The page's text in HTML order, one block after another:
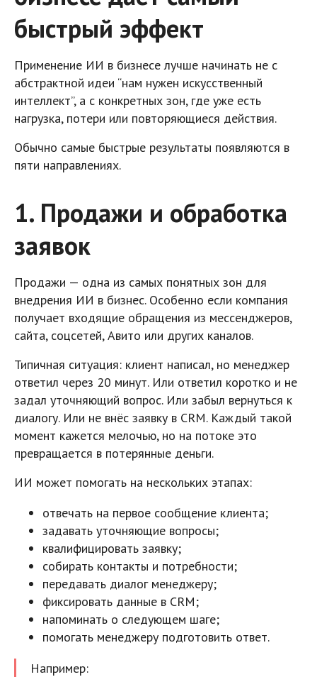
быстрый эффект
Применение ИИ в бизнесе лучше начинать не с
абстрактной идеи “нам нужен искусственный
интеллект”, а с конкретных зон, где уже есть
нагрузка, потери или повторяющиеся действия.
Обычно самые быстрые результаты появляются в
пяти направлениях.
1. Продажи и обработка
заявок
Продажи — одна из самых понятных зон для
внедрения ИИ в бизнес. Особенно если компания
получает входящие обращения из мессенджеров,
сайта, соцсетей, Авито или других каналов.
Типичная ситуация: клиент написал, но менеджер
ответил через 20 минут. Или ответил коротко и не
задал уточняющий вопрос. Или забыл вернуться к
диалогу. Или не внёс заявку в CRM. Каждый такой
момент кажется мелочью, но на потоке это
превращается в потерянные деньги.
ИИ может помогать на нескольких этапах:
отвечать на первое сообщение клиента;
задавать уточняющие вопросы;
квалифицировать заявку;
собирать контакты и потребности;
передавать диалог менеджеру;
фиксировать данные в CRM;
напоминать о следующем шаге;
помогать менеджеру подготовить ответ.
Например: